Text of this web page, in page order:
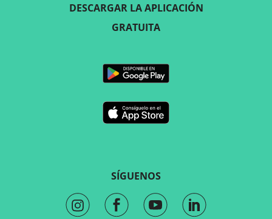
SÍGUENOS
DESCARGAR LA APLICACIÓN
GRATUITA